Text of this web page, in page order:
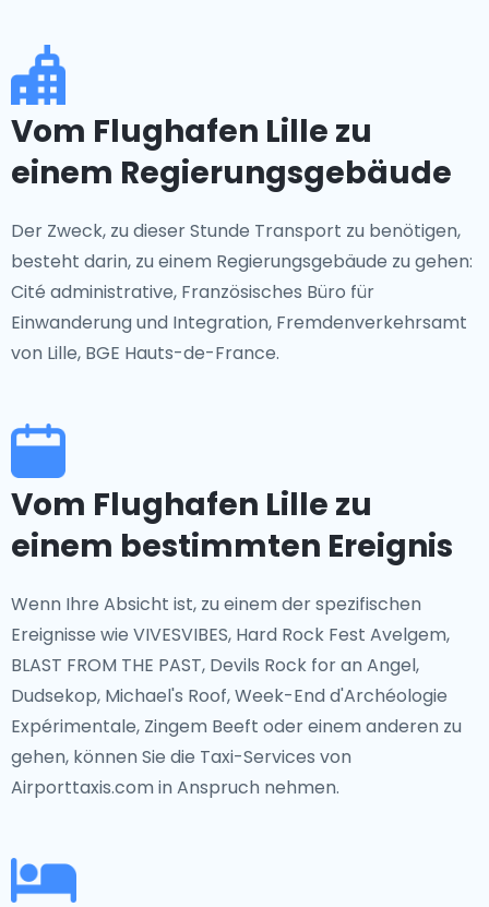
Vom Flughafen Lille zu
einem Regierungsgebäude
Der Zweck, zu dieser Stunde Transport zu benötigen,
besteht darin, zu einem Regierungsgebäude zu gehen:
Cité administrative, Französisches Büro für
Einwanderung und Integration, Fremdenverkehrsamt
von Lille, BGE Hauts-de-France.
Vom Flughafen Lille zu
einem bestimmten Ereignis
Wenn Ihre Absicht ist, zu einem der spezifischen
Ereignisse wie VIVESVIBES, Hard Rock Fest Avelgem,
BLAST FROM THE PAST, Devils Rock for an Angel,
Dudsekop, Michael's Roof, Week-End d'Archéologie
Expérimentale, Zingem Beeft oder einem anderen zu
gehen, können Sie die Taxi-Services von
Airporttaxis.com in Anspruch nehmen.